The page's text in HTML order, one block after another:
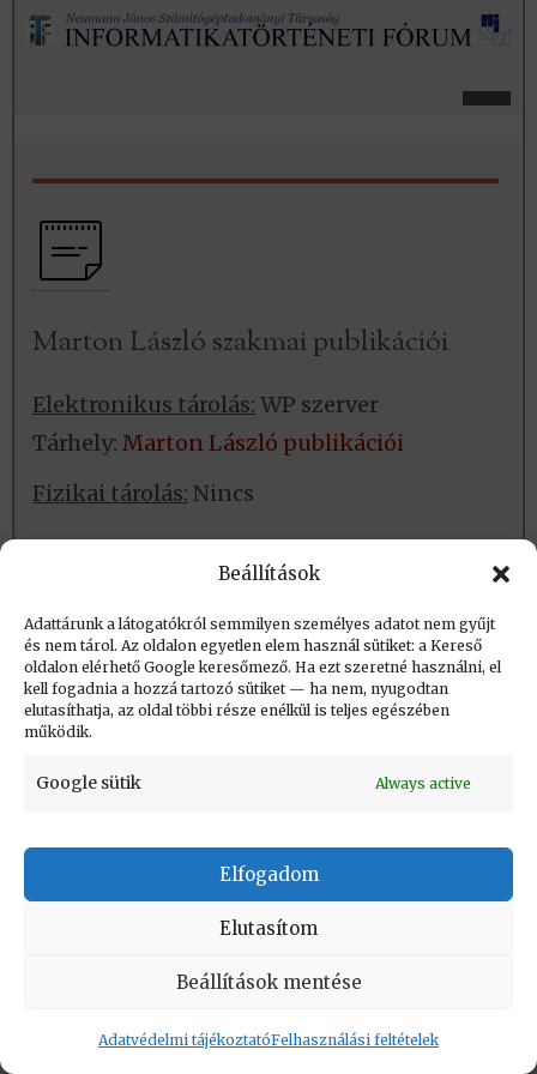
Beállítások
Adattárunk a látogatókról semmilyen személyes adatot nem gyűjt
és nem tárol. Az oldalon egyetlen elem használ sütiket: a Kereső
oldalon elérhető Google keresőmező. Ha ezt szeretné használni, el
kell fogadnia a hozzá tartozó sütiket — ha nem, nyugodtan
elutasíthatja, az oldal többi része enélkül is teljes egészében
működik.
Google sütik Always active
Elfogadom
Elutasítom
Beállítások mentése
Adatvédelmi tájékoztatóFelhasználási feltételek
Marton László szakmai publikációi
Elektronikus tárolás: WP szerver
Tárhely: Marton László publikációi
Fizikai tárolás: Nincs
Létrehozva: 2019.04.03. 21:38
Utolsó módosítás: 2023.09.01. 20:44
KAPCSOLAT
Felhasználási
Vissza a lap tetejére
Copyright © Informatikatörténeti Fórum 2017